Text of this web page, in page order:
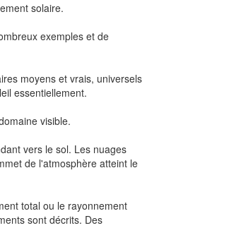
solaire.
exemples et de
moyens et vrais, universels
essentiellement.
visible.
vers le sol. Les nuages
de l'atmosphère atteint le
total ou le rayonnement
sont décrits. Des